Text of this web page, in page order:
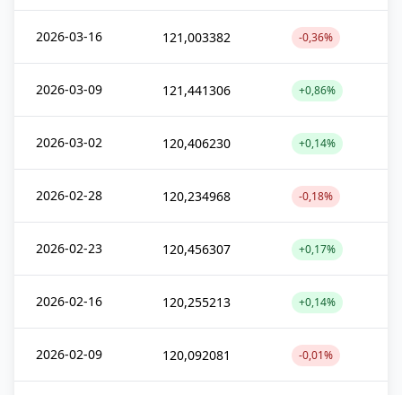
2026-03-16 121,003382 -0,36%
2026-03-09 121,441306 +0,86%
2026-03-02 120,406230 +0,14%
2026-02-28 120,234968 -0,18%
2026-02-23 120,456307 +0,17%
2026-02-16 120,255213 +0,14%
2026-02-09 120,092081 -0,01%